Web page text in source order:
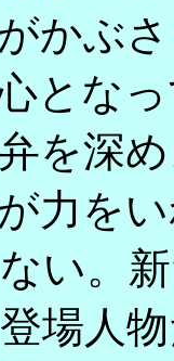
かぶ
とな
を深
力を
い。
場人